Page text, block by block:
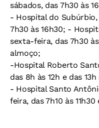
sábados, das 7h30 às
- Hospital do
7h30 às 16h30; -
sexta-feira, das 7h30
almoço;
-Hospital Roberto
das 8h às 12h e das 13h
- Hospital Santo
feira, das 7h10 às 11h30